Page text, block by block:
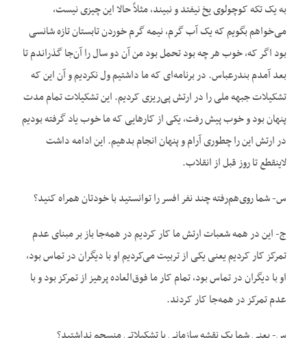
به یک تکه کوچولوی یخ نیفتد و نبیند، مثلاً حالا این چیزی نیست،
می‌خواهم بگویم که یک آب گرم، نیمه گرم خوردن تابستان تازه شانسی
بود اگر که، خوب هر چه بود تحمل بود من آن دو سال را آن‌جا گذراندم تا
بعد آمدم بندرعباس. در برنامه‌ای که ما داشتیم ول نکردیم و آن این که
تشکیلات جبهه ملی را در ارتش پی‌ریزی کردیم. این تشکیلات تمام مدت
پنهان بود و خوب پیش رفت، یکی از کارهایی که ما خوب یاد گرفته بودیم
در ارتش این را چطوری آرام و پنهان انجام بدهیم. این ادامه داشت
لاینقطع تا روز قبل از انقلاب.
س- شما روی‌هم‌رفته چند نفر افسر را توانستید با خودتان همراه کنید؟
ج- این در همه شعبات ارتش ما کار کردیم در همه‌جا باز بر مبنای عدم
تمرکز کار کردیم یعنی یکی از تربیت می‌کردیم او با دیگران در تماس بود،
او با دیگران در تماس بود، تمام کار ما فوق‌العاده پرهیز از تمرکز بود و با
عدم تمرکز در همه‌جا کار کردند.